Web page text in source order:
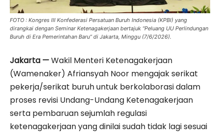
FOTO : Kongres III Konfederasi Persatuan Buruh Indonesia (KPBI) yang
dirangkai dengan Seminar Ketenagakerjaan bertajuk “Peluang UU Perlindungan
Buruh di Era Pemerintahan Baru” di Jakarta, Minggu (7/6/2026).
Jakarta —Wakil Menteri Ketenagakerjaan
(Wamenaker) Afriansyah Noor mengajak serikat
pekerja/serikat buruh untuk berkolaborasi dalam
proses revisi Undang-Undang Ketenagakerjaan
serta pembaruan sejumlah regulasi
ketenagakerjaan yang dinilai sudah tidak lagi sesuai